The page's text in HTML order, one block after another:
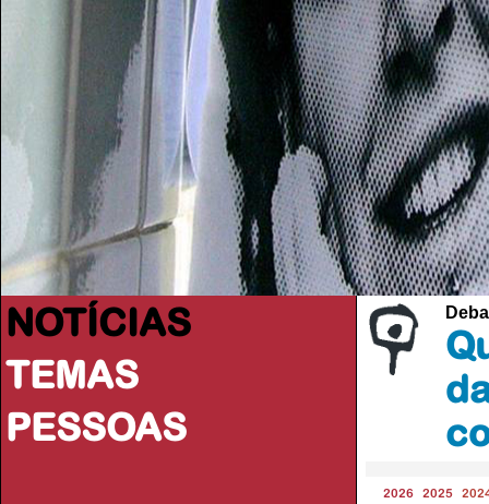
NOTÍCIAS
TEMAS
PESSOAS
2026 2025